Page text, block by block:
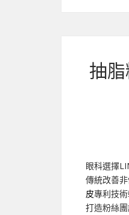
抽
眼科選擇
傳統改善
皮專利技
打造粉絲